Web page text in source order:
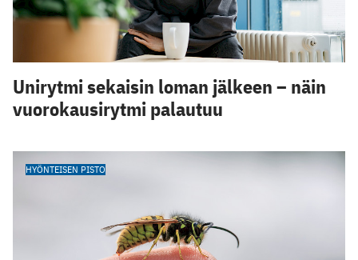
Unirytmi sekaisin loman jälkeen – näin
vuorokausirytmi palautuu
HYÖNTEISEN PISTO